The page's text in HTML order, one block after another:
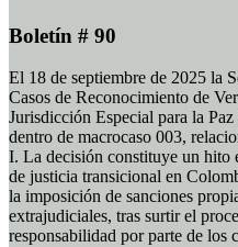
Boletín # 90
El 18 de septiembre de 2025 la
Casos de Reconocimiento de
Jurisdicción Especial para la
dentro de macrocaso 003,
I. La decisión constituye un hito
de justicia transicional en
la imposición de sanciones
extrajudiciales, tras surtir el
responsabilidad por parte de los